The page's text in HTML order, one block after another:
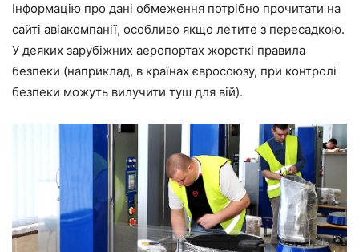
Інформацію про дані обмеження потрібно прочитати на
сайті авіакомпанії, особливо якщо летите з пересадкою.
У деяких зарубіжних аеропортах жорсткі правила
безпеки (наприклад, в країнах євросоюзу, при контролі
безпеки можуть вилучити туш для вій).